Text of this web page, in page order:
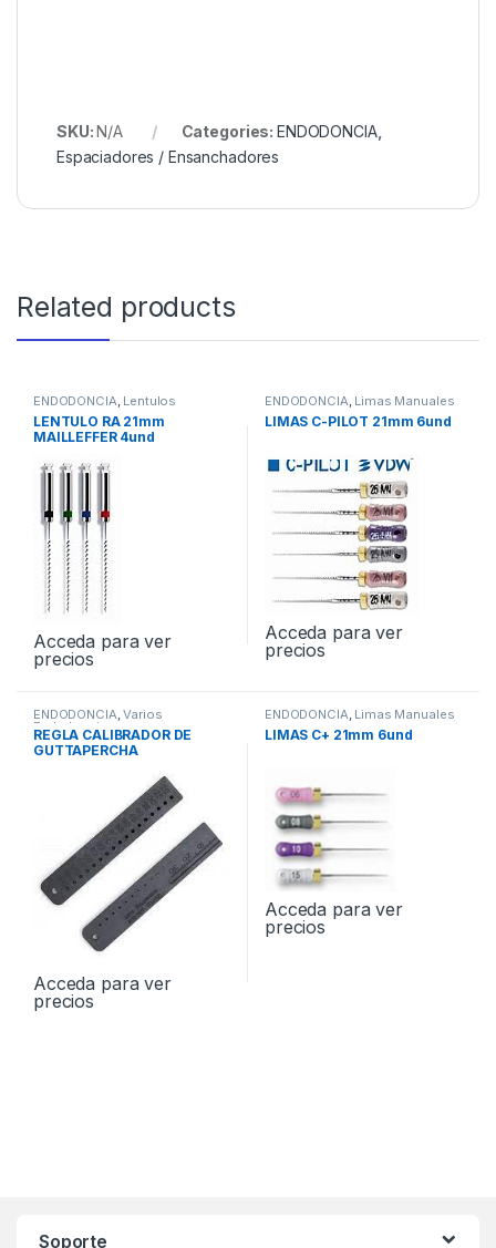
SKU:N/A Categories: ENDODONCIA,
Espaciadores / Ensanchadores
Related products
ENDODONCIA Lentulos
LENTULO RA 21mm
MAILLEFFER 4und
Acceda para ver
precios
ENDODONCIA Limas Manuales
LIMAS C-PILOT 21mm 6und
Acceda para ver
precios
ENDODONCIA,Varios
Endodoncia
REGLA CALIBRADOR DE
GUTTAPERCHA
Acceda para ver
precios
ENDODONCIA, Limas Manuales
LIMAS C+ 21mm 6und
Acceda para ver
precios
Soporte